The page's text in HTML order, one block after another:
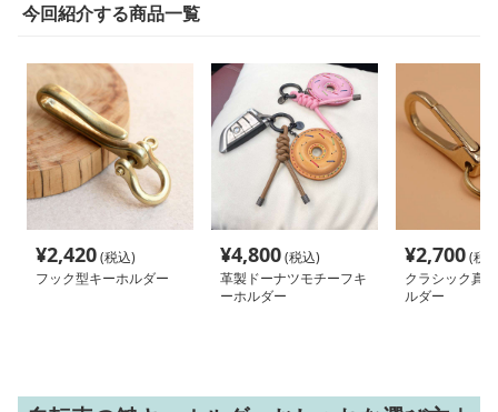
今回紹介する商品一覧
¥2,420(税込)
フック型キーホルダー
¥4,800(税込)
革製ドーナツモチーフキ
ーホルダー
¥2,700(税
クラシック真
ルダー